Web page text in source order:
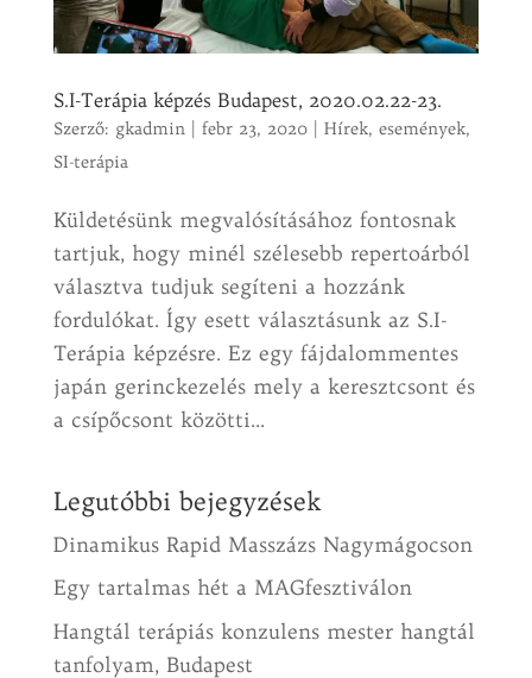
S.I-Terápia képzés Budapest, 2020.02.22-23.
Szerző: gkadmin| febr 23, 2020| Hírek, események,
SI-terápia
Küldetésünk megvalósításához fontosnak
tartjuk, hogy minél szélesebb repertoárból
választva tudjuk segíteni a hozzánk
fordulókat. Így esett választásunk az S.I-
Terápia képzésre. Ez egy fájdalommentes
japán gerinckezelés mely a keresztcsont és
a csípőcsont közötti...
Legutóbbi bejegyzések
Dinamikus Rapid Masszázs Nagymágocson
Egy tartalmas hét a MAGfesztiválon
Hangtál terápiás konzulens mester hangtál
tanfolyam, Budapest